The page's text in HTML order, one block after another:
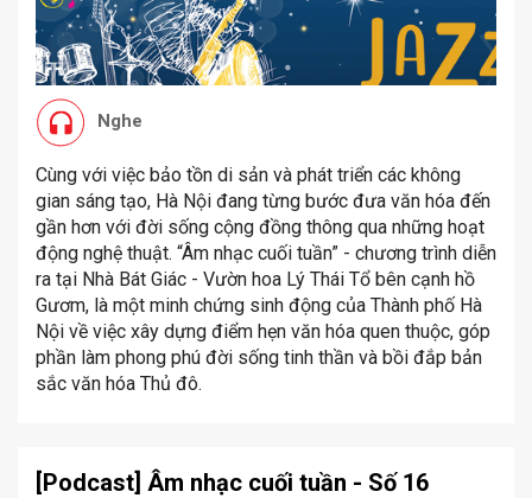
Nghe
Cùng với việc bảo tồn di sản và phát triển các không
gian sáng tạo, Hà Nội đang từng bước đưa văn hóa đến
gần hơn với đời sống cộng đồng thông qua những hoạt
động nghệ thuật. “Âm nhạc cuối tuần” - chương trình diễn
ra tại Nhà Bát Giác - Vườn hoa Lý Thái Tổ bên cạnh hồ
Gươm, là một minh chứng sinh động của Thành phố Hà
Nội về việc xây dựng điểm hẹn văn hóa quen thuộc, góp
phần làm phong phú đời sống tinh thần và bồi đắp bản
sắc văn hóa Thủ đô.
[Podcast] Âm nhạc cuối tuần - Số 16